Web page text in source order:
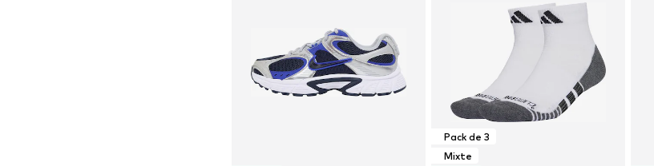
Pack de 3
Mixte